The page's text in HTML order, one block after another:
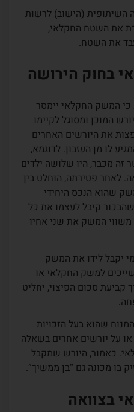
השיתופית (הישוב) לרשות
את השטח החקלאי,
את השטח.
בחוק הירושה
כי המשק החקלאי יימסר
המוכן ומסוגל לקיימו
את היורשים האחרים
לו מן העזבון. לדוגמא,
מכבר, היו שלושה ילדים
לאחר פטירתה, הוחלט בין
שהוא הנכס היחידי
קיבל לעצמו את כל
היה עליו לפצות ב 2/3 משווי המשק את שני אחיו
יקבל לידו את המשק
למשק החקלאי או
סכום הפיצוי, יחליט
שהוא בעל הזכויות
על יורשים אחרים בשאלה
כאמור, היורש שמקבל
בו מכונה גם “בן ממשיך”.
בצוואה